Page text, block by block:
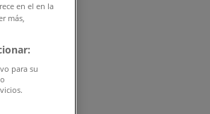
en el en la
más,
para su